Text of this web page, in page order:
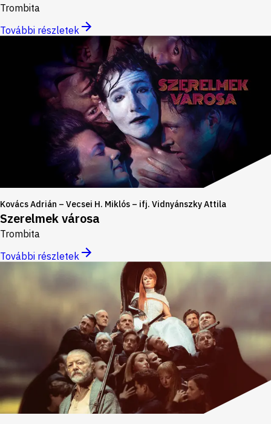
Trombita
További részletek
Kovács Adrián – Vecsei H. Miklós – ifj. Vidnyánszky Attila
Szerelmek városa
Trombita
További részletek